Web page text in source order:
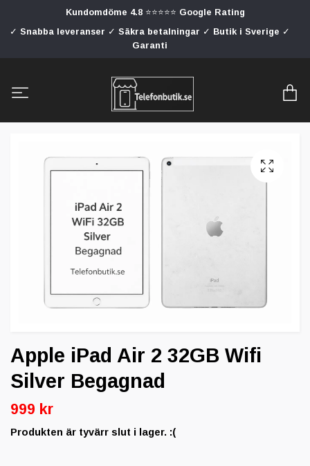
Kundomdöme 4.8 ⭐⭐⭐⭐⭐ Google Rating
✓ Snabba leveranser ✓ Säkra betalningar ✓ Butik i Sverige ✓
Garanti
Apple iPad Air 2 32GB Wifi
Silver Begagnad
999 kr
Produkten är tyvärr slut i lager. :(